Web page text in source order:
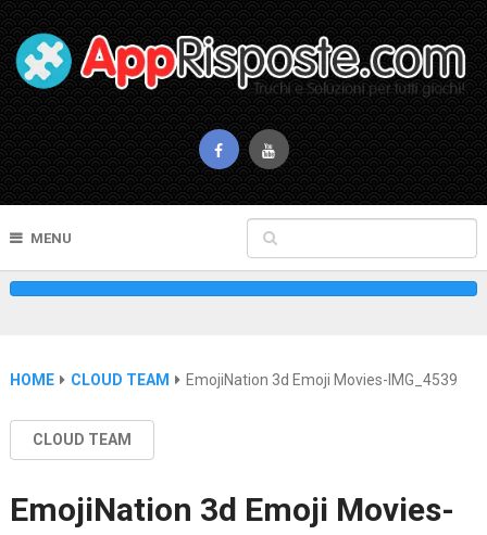
MENU
HOME CLOUD TEAM EmojiNation 3d Emoji Movies-IMG_4539
CLOUD TEAM
EmojiNation 3d Emoji Movies-